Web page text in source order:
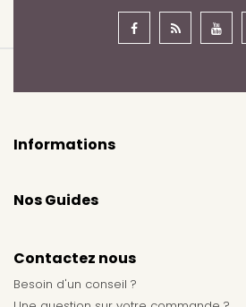
Informations
Nos Guides
Contactez nous
Besoin d'un conseil ?